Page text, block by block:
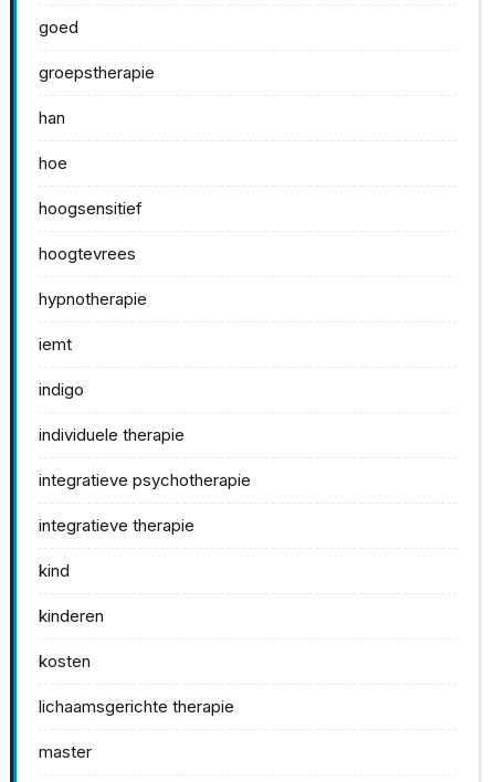
goed
groepstherapie
han
hoe
hoogsensitief
hoogtevrees
hypnotherapie
iemt
indigo
individuele therapie
integratieve psychotherapie
integratieve therapie
kind
kinderen
kosten
lichaamsgerichte therapie
master